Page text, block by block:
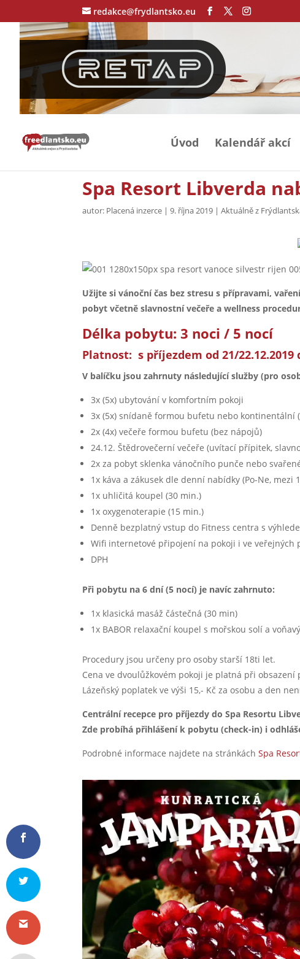
redakce@frydlantsko.eu
Úvod Kalendář akcí
Spa Resort Libverda
autor: Placená inzerce |9. října 2019 |Aktuálně z
Užijte si vánoční čas bez stresu s přípravami,
pobyt včetně slavnostní večeře a wellness
Délka pobytu: 3 noci / 5 nocí
Platnost: s příjezdem od 21/22.12.2019
V balíčku jsou zahrnuty následující služby (pro
3x (5x) ubytování v komfortním pokoji
3x (5x) snídaně formou bufetu nebo kontinentální
2x (4x) večeře formou bufetu (bez nápojů)
24.12. Štědrovečerní večeře (uvítací přípitek,
2x za pobyt sklenka vánočního punče nebo
1x káva a zákusek dle denní nabídky (Po-Ne, mezi
1x uhličitá koupel (30 min.)
1x oxygenoterapie (15 min.)
Denně bezplatný vstup do Fitness centra s
Wifi internetové připojení na pokoji i ve veřejných
DPH
Při pobytu na 6 dní (5 nocí) je navíc zahrnuto:
1x klasická masáž částečná (30 min)
1x BABOR relaxační koupel s mořskou solí a
Procedury jsou určeny pro osoby starší 18ti let.
Cena ve dvoulůžkovém pokoji je platná při obsazení
Lázeňský poplatek ve výši 15,- Kč za osobu a den
Centrální recepce pro příjezdy do Spa Resortu
Zde probíhá přihlášení k pobytu (check-in) i
Podrobné informace najdete na stránkáchSpa